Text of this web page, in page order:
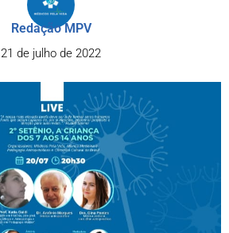
Redação MPV
21 de julho de 2022